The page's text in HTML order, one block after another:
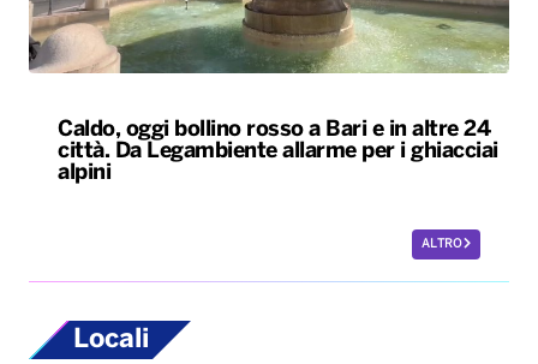
Caldo, oggi bollino rosso a Bari e in altre 24
città. Da Legambiente allarme per i ghiacciai
alpini
ALTRO
Locali